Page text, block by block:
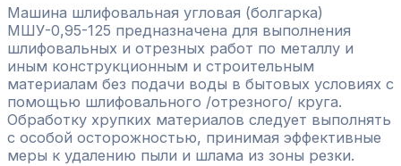
Машина шлифовальная угловая (болгарка)
МШУ-0,95-125 предназначена для выполнения
шлифовальных и отрезных работ по металлу и
иным конструкционным и строительным
материалам без подачи воды в бытовых условиях с
помощью шлифовального /отрезного/ круга.
Обработку хрупких материалов следует выполнять
с особой осторожностью, принимая эффективные
меры к удалению пыли и шлама из зоны резки.